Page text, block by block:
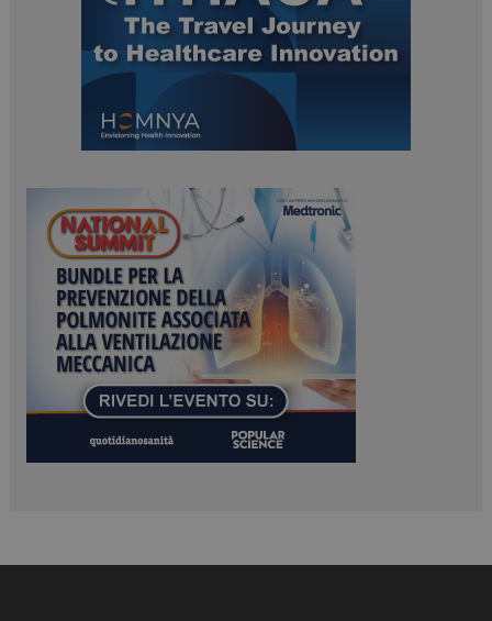
ARRAffinitySameSite
Microsoft Corporation
.www.dailyhealthindustry.it
PHPSESSID
PHP.net
www.dailyhealthindustry.it